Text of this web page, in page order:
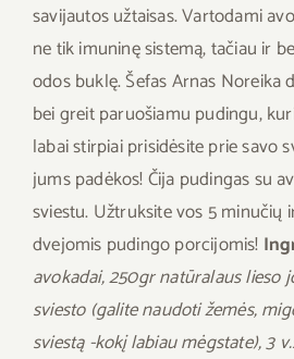
savijautos užtaisas. Vartodami
ne tik imuninę sistemą, tačiau ir
odos buklę. Šefas Arnas Noreika
bei greit paruošiamu pudingu,
labai stirpiai prisidėsite prie savo
jums padėkos! Čija pudingas su
sviestu. Užtruksite vos 5 minučių
dvejomis pudingo porcijomis!
avokadai, 250gr natūralaus lieso
sviesto (galite naudoti žemės,
sviestą -kokį labiau mėgstate), 3